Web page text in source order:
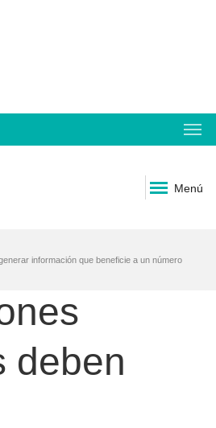
Menú
información que beneficie a un número
deben